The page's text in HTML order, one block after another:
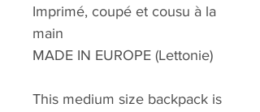
Imprimé, coupé et cousu à la
main
MADE IN EUROPE (Lettonie)
This medium size backpack is